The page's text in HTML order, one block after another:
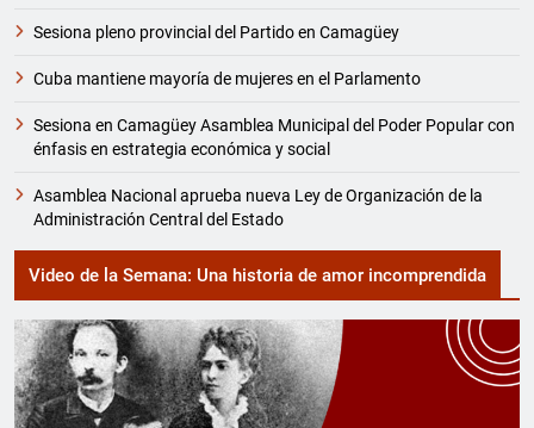
Sesiona pleno provincial del Partido en Camagüey
Cuba mantiene mayoría de mujeres en el Parlamento
Sesiona en Camagüey Asamblea Municipal del Poder Popular con
énfasis en estrategia económica y social
Asamblea Nacional aprueba nueva Ley de Organización de la
Administración Central del Estado
Video de la Semana: Una historia de amor incomprendida